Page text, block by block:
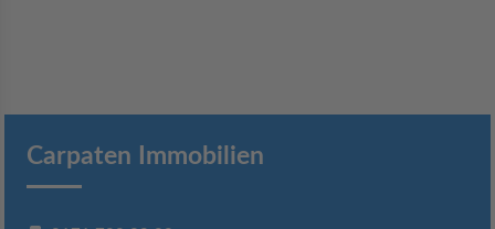
Carpaten Immobilien